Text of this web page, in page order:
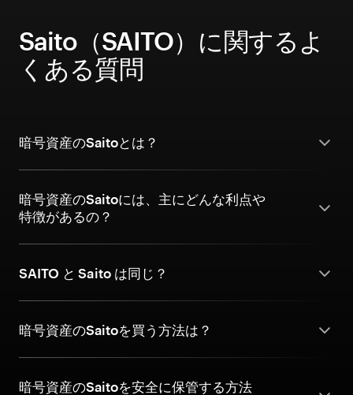
Saito（SAITO）に関するよ
くある質問
暗号資産のSaitoとは？
暗号資産のSaitoには、主にどんな利点や
特徴があるの？
SAITO と Saito は同じ？
暗号資産のSaitoを買う方法は？
暗号資産のSaitoを安全に保管する方法